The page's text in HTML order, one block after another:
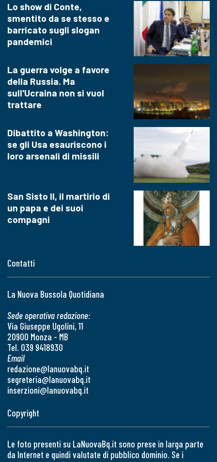
Contatti
La Nuova Bussola Quotidiana
Sede operativa redazione:
Via Giuseppe Ugolini, 11
20900 Monza - MB
Tel. 039 9418930
Email
redazione@lanuovabq.it
segreteria@lanuovabq.it
inserzioni@lanuovabq.it
Lo show di Conte,
smentito da se stesso e
barricato sugli slogan
pandemici
La guerra volge a favore
della Russia. Ma
sull'Ucraina non si vuol
trattare
Dibattito a Washington:
se gli Usa esauriscono i
loro arsenali di missili
San Sisto II, il martirio di
un papa e dei suoi
compagni
Copyright
Le foto presenti su LaNuovaBq.it sono prese in larga parte
da Internet e quindi valutate di pubblico dominio. Se i